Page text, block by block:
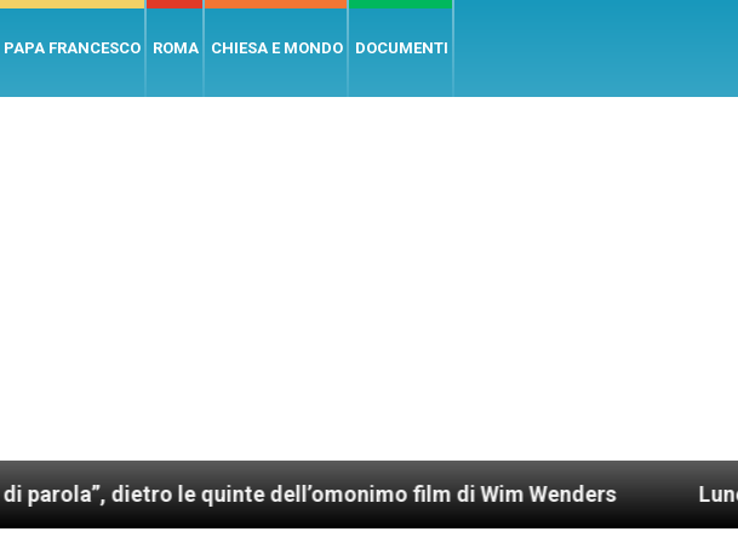
PAPA FRANCESCO ROMA CHIESA E MONDO DOCUMENTI
le quinte dell’omonimo film di Wim Wenders Lunedì 4